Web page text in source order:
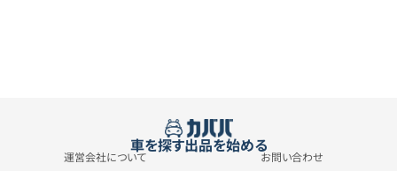
車を探す出品を始める
運営会社について お問い合わせ